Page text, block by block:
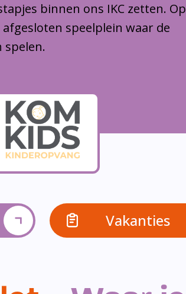
binnen ons IKC zetten. Op
speelplein waar de
spelen.
Vakanties